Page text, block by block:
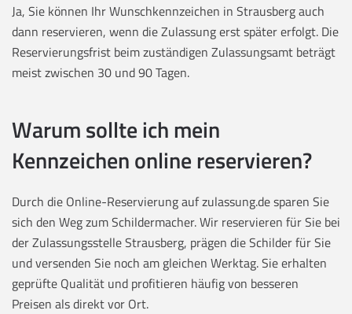
Ja, Sie können Ihr Wunschkennzeichen in Strausberg auch
dann reservieren, wenn die Zulassung erst später erfolgt. Die
Reservierungsfrist beim zuständigen Zulassungsamt beträgt
meist zwischen 30 und 90 Tagen.
Warum sollte ich mein
Kennzeichen online reservieren?
Durch die Online-Reservierung auf zulassung.de sparen Sie
sich den Weg zum Schildermacher. Wir reservieren für Sie bei
der Zulassungsstelle Strausberg, prägen die Schilder für Sie
und versenden Sie noch am gleichen Werktag. Sie erhalten
geprüfte Qualität und profitieren häufig von besseren
Preisen als direkt vor Ort.